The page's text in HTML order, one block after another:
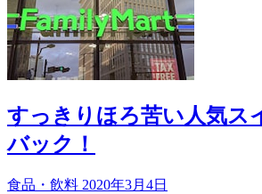
すっきりほろ苦い人気ス
バック！
食品・飲料 2020年3月4日